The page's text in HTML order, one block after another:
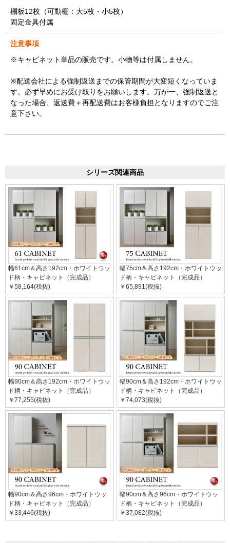
棚板12枚（可動棚：大5枚・小5枚）
固定金具付属
注意事項
※キャビネット単品の販売です。小物等は付属しません。
※配送会社による強制返送までの保管期間が大変短くなっていま
す。必ず早めにお受け取りをお願いします。万が一、強制返送と
なった場合、返送費＋再配送費はお客様負担となりますのでご注
意下さい。
シリーズ関連商品
幅61cm＆高さ192cm・ホワイトウッ
ド柄・キャビネット（完成品）
￥58,164(税抜)
幅75cm＆高さ192cm・ホワイトウッ
ド柄・キャビネット（完成品）
￥65,891(税抜)
幅90cm＆高さ192cm・ホワイトウッ
ド柄・キャビネット（完成品）
￥77,255(税抜)
幅90cm＆高さ192cm・ホワイトウッ
ド柄・キャビネット（完成品）
￥74,073(税抜)
幅90cm＆高さ96cm・ホワイトウッ
ド柄・キャビネット（完成品）
￥33,446(税抜)
幅90cm＆高さ96cm・ホワイトウッ
ド柄・キャビネット（完成品）
￥37,082(税抜)